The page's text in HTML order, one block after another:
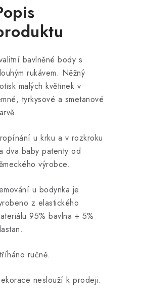
bavlněné body s
rukávem. Něžný
malých květinek v
tyrkysové a smetanové
u krku a v rozkroku
dva baby patenty od
výrobce.
u bodynka je
z elastického
95% bavlna + 5%
ručně.
neslouží k prodeji.